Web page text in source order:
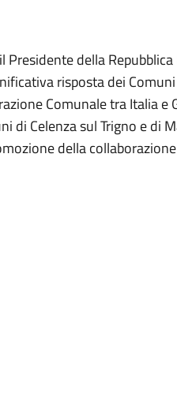
della Repubblica
risposta dei
Comunale tra Italia e
di Celenza sul Trigno e di
della